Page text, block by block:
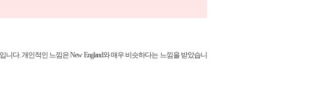
니다. 개인적인 느낌은 New England와 매우 비슷하다는 느낌을 받았습니